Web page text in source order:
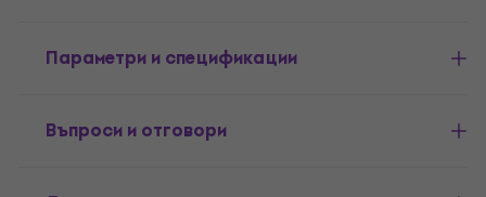
Параметри и спецификации
Въпроси и отговори